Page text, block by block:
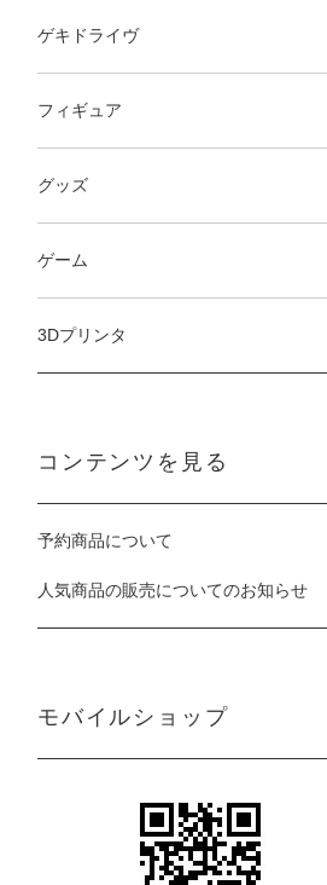
ゲキドライヴ
フィギュア
グッズ
ゲーム
3Dプリンタ
コンテンツを見る
予約商品について
人気商品の販売についてのお知らせ
モバイルショップ